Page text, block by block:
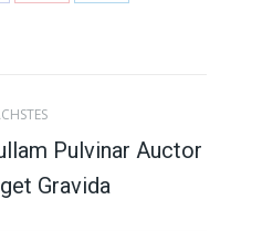
Nächster
Beitrag:
Pulvinar Auctor
Gravida